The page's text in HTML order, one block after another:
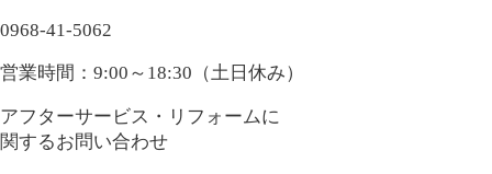
0968-41-5062
営業時間：9:00～18:30（土日休み）
アフターサービス・リフォームに
関するお問い合わせ